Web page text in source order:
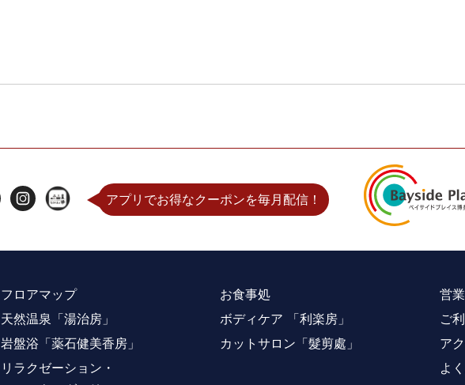
アプリでお得なクーポンを毎月配信！
フロアマップ
天然温泉「湯治房」
岩盤浴「薬石健美香房」
リラクゼーション・
お食事処
ボディケア 「利楽房」
カットサロン「髮剪處」
営
ご
ア
よ